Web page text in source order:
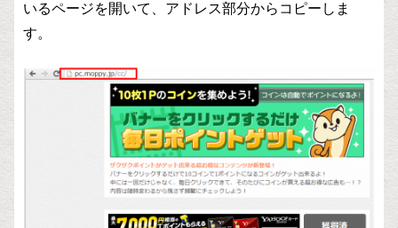
いるページを開いて、アドレス部分からコピーしま
す。